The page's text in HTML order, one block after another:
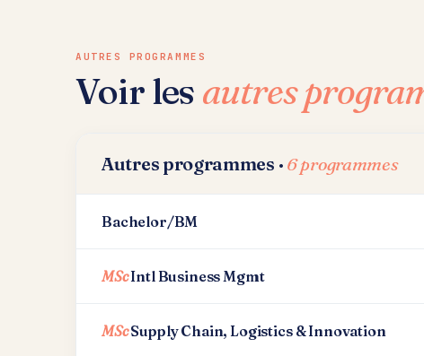
AUTRES PROGRAMMES
Voir les autres
Autres programmes · 6 programmes
Bachelor/BM
MScIntl Business Mgmt
MScSupply Chain, Logistics & Innovation